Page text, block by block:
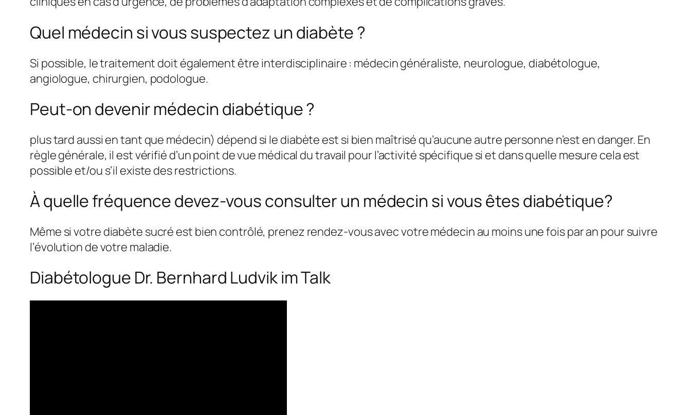
Quel médecin si vous suspectez un diabète ?
Si possible, le traitement doit également être interdisciplinaire : médecin généraliste, neurologue, diabétologue,
angiologue, chirurgien, podologue.
Peut-on devenir médecin diabétique ?
plus tard aussi en tant que médecin) dépend si le diabète est si bien maîtrisé qu’aucune autre personne n’est en danger. En
règle générale, il est vérifié d’un point de vue médical du travail pour l’activité spécifique si et dans quelle mesure cela est
possible et/ou s’il existe des restrictions.
À quelle fréquence devez-vous consulter un médecin si vous êtes diabétique?
Même si votre diabète sucré est bien contrôlé, prenez rendez-vous avec votre médecin au moins une fois par an pour suivre
l’évolution de votre maladie.
Diabétologue Dr. Bernhard Ludvik im Talk